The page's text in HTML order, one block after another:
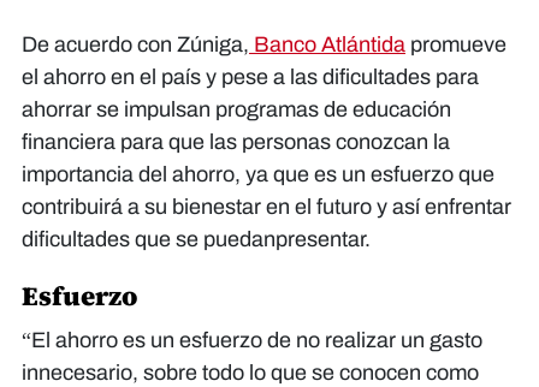
De acuerdo con Zúniga, Banco Atlántida promueve
el ahorro en el país y pese a las dificultades para
ahorrar se impulsan programas de educación
financiera para que las personas conozcan la
importancia del ahorro, ya que es un esfuerzo que
contribuirá a su bienestar en el futuro y así enfrentar
dificultades que se puedanpresentar.
Esfuerzo
“El ahorro es un esfuerzo de no realizar un gasto
innecesario, sobre todo lo que se conocen como